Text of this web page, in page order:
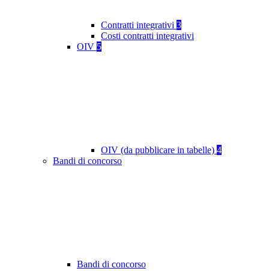
Contratti integrativi 3
Costi contratti integrativi
OIV 5
OIV (da pubblicare in tabelle) 4
Bandi di concorso
Bandi di concorso